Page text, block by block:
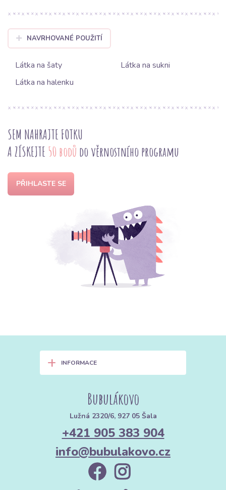
NAVRHOVANÉ POUŽITÍ
Látka na šaty
Látka na sukni
Látka na halenku
SEM NAHRAJTE FOTKU
A ZÍSKEJTE 50 bodů do věrnostního programu
PŘIHLASTE SE
+ INFORMACE
Bubulákovo
Lužná 2320/6, 927 05 Šala
+421 905 383 904
info@bubulakovo.cz